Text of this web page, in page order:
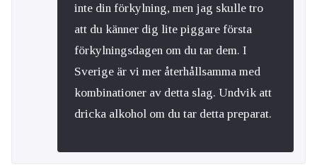
inte din förkylning, men jag skulle tro
att du känner dig lite piggare första
förkylningsdagen om du tar dem. I
Sverige är vi mer återhållsamma med
kombinationer av detta slag. Undvik att
dricka alkohol om du tar detta preparat.